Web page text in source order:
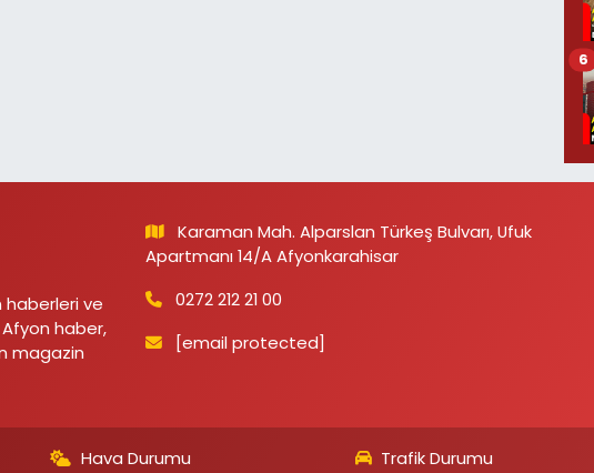
6
ve
haber,
magazin
Karaman Mah. Alparslan Türkeş Bulvarı, Ufuk
Apartmanı 14/A Afyonkarahisar
0272 212 21 00
[email protected]
Hava Durumu Trafik Durumu